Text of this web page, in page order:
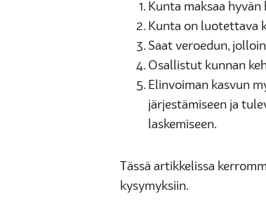
Kunta maksaa hyvän
Kunta on luotettava
Saat veroedun,
Osallistut kunnan
Elinvoiman kasvun
järjestämiseen ja
laskemiseen.
Tässä artikkelissa
kysymyksiin.